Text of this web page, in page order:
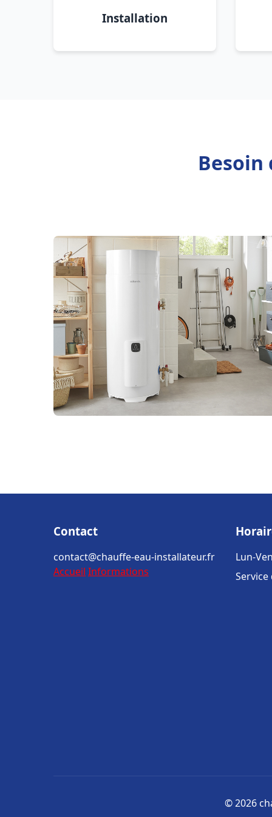
Installation
Besoin
Contact
contact@chauffe-eau-installateur.fr
Accueil Informations
Lun-
© 2026